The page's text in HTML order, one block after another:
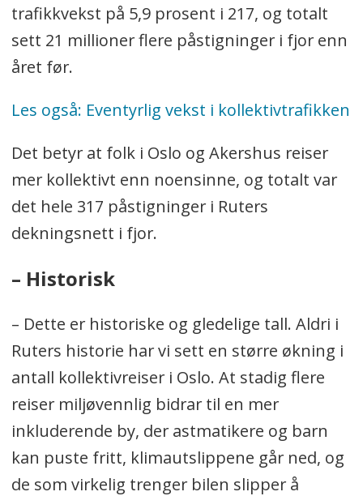
trafikkvekst på 5,9 prosent i 217, og totalt
sett 21 millioner flere påstigninger i fjor enn
året før.
Les også: Eventyrlig vekst i kollektivtrafikken
Det betyr at folk i Oslo og Akershus reiser
mer kollektivt enn noensinne, og totalt var
det hele 317 påstigninger i Ruters
dekningsnett i fjor.
– Historisk
– Dette er historiske og gledelige tall. Aldri i
Ruters historie har vi sett en større økning i
antall kollektivreiser i Oslo. At stadig flere
reiser miljøvennlig bidrar til en mer
inkluderende by, der astmatikere og barn
kan puste fritt, klimautslippene går ned, og
de som virkelig trenger bilen slipper å